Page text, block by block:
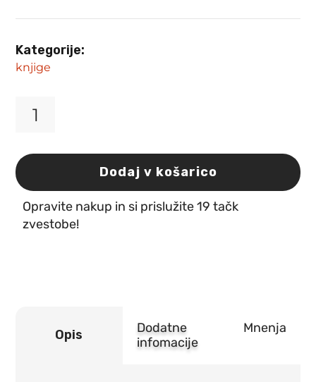
Kategorije:
knjige
svojega
psa
Pasji
test
Rachel
Dodaj v košarico
Opravite nakup in si prislužite 19 tačk
zvestobe!
Opis
Dodatne
infomacije
Mnenja